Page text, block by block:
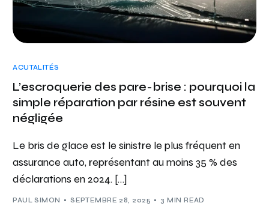
ACUTALITÉS
L’escroquerie des pare-brise : pourquoi la
simple réparation par résine est souvent
négligée
Le bris de glace est le sinistre le plus fréquent en
assurance auto, représentant au moins 35 % des
déclarations en 2024. […]
PAUL SIMON SEPTEMBRE 28, 2025 3 MIN READ